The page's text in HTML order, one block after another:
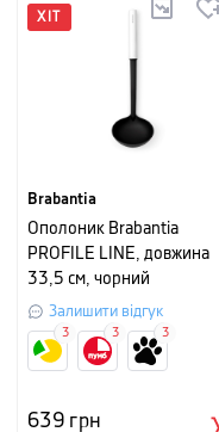
ХІТ
Brabantia
Ополоник Brabantia
PROFILE LINE, довжина
33,5 см, чорний
Залишити відгук
639грн
3 3 3